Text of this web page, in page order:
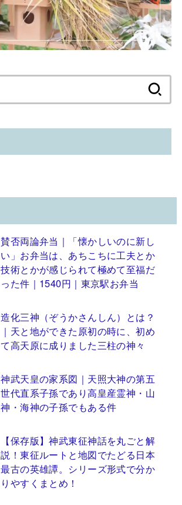
索:
賛否両論弁当｜「懐かしいのに新し
い」お弁当は、あちこちに工夫とか
技術とかが感じられて極めて至福だ
った件｜1540円｜東京駅お弁当
造化三神（ぞうかさんしん）とは？
｜天と地ができた原初の時に、初め
て高天原に成りました三柱の神々
神武天皇の家系図｜天照大神の第五
世代直系子孫であり高皇産霊神・山
神・海神の子孫でもある件
【保存版】神武東征神話を丸ごと解
説！東征ルートと地図でたどる日本
最古の英雄譚。シリーズ形式で分か
りやすくまとめ！